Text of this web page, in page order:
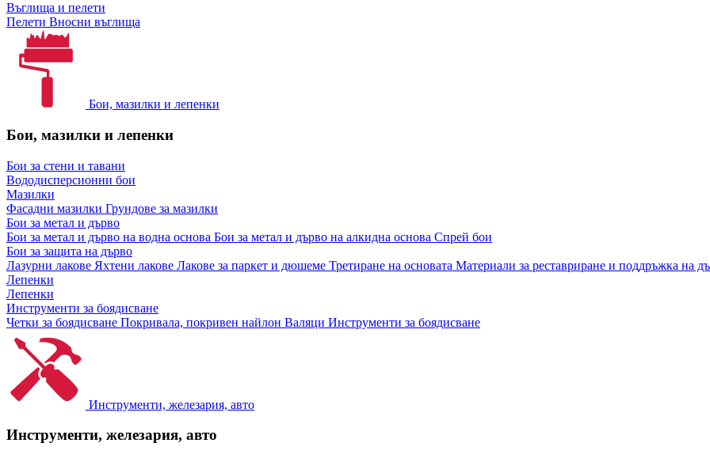
Въглища и пелети
Пелети Вносни въглища
Бои, мазилки и лепенки
Бои, мазилки и лепенки
Бои за стени и тавани
Вододисперсионни бои
Мазилки
Фасадни мазилки Грундове за мазилки
Бои за метал и дърво
Бои за метал и дърво на водна основа Бои за метал и дърво на алкидна основа Спрей бои
Бои за защита на дърво
Лазурни лакове Яхтени лакове Лакове за паркет и дюшеме Третиране на основата Материали за реставриране и поддръжка на
Лепенки
Лепенки
Инструменти за боядисване
Четки за боядисване Покривала, покривен найлон Валяци Инструменти за боядисване
Инструменти, железария, авто
Инструменти, железария, авто